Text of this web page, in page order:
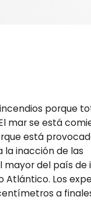
porque
mar se está
está
la inacción de las
mayor del país de
Atlántico. Los
a